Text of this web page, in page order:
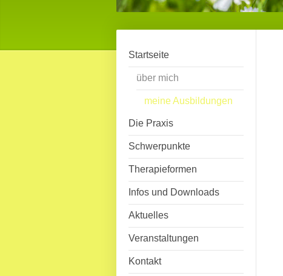
Startseite
über mich
meine Ausbildungen
Die Praxis
Schwerpunkte
Therapieformen
Infos und Downloads
Aktuelles
Veranstaltungen
Kontakt